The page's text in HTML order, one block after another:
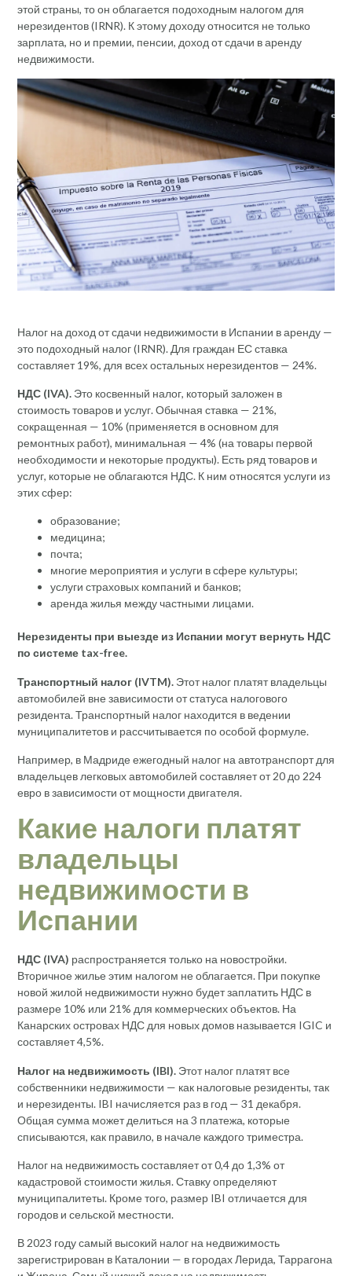
этой страны, то он облагается подоходным налогом для
нерезидентов (IRNR). К этому доходу относится не только
зарплата, но и премии, пенсии, доход от сдачи в аренду
недвижимости.
Налог на доход от сдачи недвижимости в Испании в аренду —
это подоходный налог (IRNR). Для граждан ЕС ставка
составляет 19%, для всех остальных нерезидентов — 24%.
НДС (IVA). Это косвенный налог, который заложен в
стоимость товаров и услуг. Обычная ставка — 21%,
сокращенная — 10% (применяется в основном для
ремонтных работ), минимальная — 4% (на товары первой
необходимости и некоторые продукты). Есть ряд товаров и
услуг, которые не облагаются НДС. К ним относятся услуги из
этих сфер:
образование;
медицина;
почта;
многие мероприятия и услуги в сфере культуры;
услуги страховых компаний и банков;
аренда жилья между частными лицами.
Нерезиденты при выезде из Испании могут вернуть НДС
по системе tax-free.
Транспортный налог (IVTM). Этот налог платят владельцы
автомобилей вне зависимости от статуса налогового
резидента. Транспортный налог находится в ведении
муниципалитетов и рассчитывается по особой формуле.
Например, в Мадриде ежегодный налог на автотранспорт для
владельцев легковых автомобилей составляет от 20 до 224
евро в зависимости от мощности двигателя.
Какие налоги платят
владельцы
недвижимости в
Испании
НДС (IVA) распространяется только на новостройки.
Вторичное жилье этим налогом не облагается. При покупке
новой жилой недвижимости нужно будет заплатить НДС в
размере 10% или 21% для коммерческих объектов. На
Канарских островах НДС для новых домов называется IGIC и
составляет 4,5%.
Налог на недвижимость (IBI). Этот налог платят все
собственники недвижимости — как налоговые резиденты, так
и нерезиденты. IBI начисляется раз в год — 31 декабря.
Общая сумма может делиться на 3 платежа, которые
списываются, как правило, в начале каждого триместра.
Налог на недвижимость составляет от 0,4 до 1,3% от
кадастровой стоимости жилья. Ставку определяют
муниципалитеты. Кроме того, размер IBI отличается для
городов и сельской местности.
В 2023 году самый высокий налог на недвижимость
зарегистрирован в Каталонии — в городах Лерида, Таррагона